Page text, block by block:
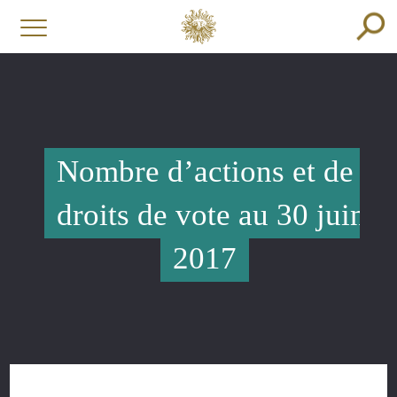
Nombre d’actions et de
droits de vote au 30 juin
2017